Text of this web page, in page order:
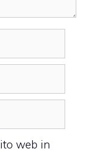
web in